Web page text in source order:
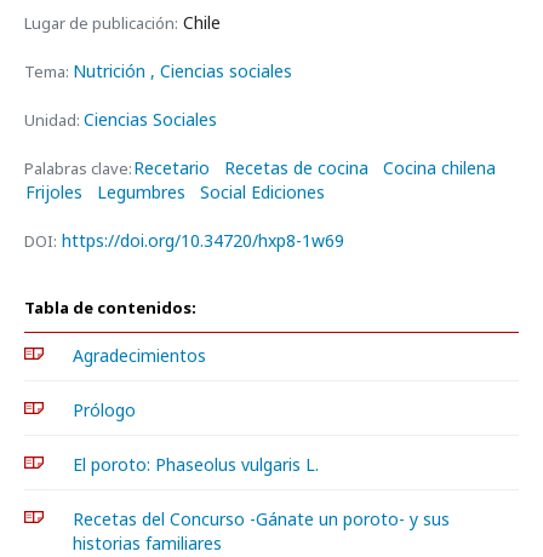
Lugar de publicación: Chile
Tema: Nutrición , Ciencias sociales
Unidad: Ciencias Sociales
Palabras clave:Recetario Recetas de cocina
Cocina chilena
Frijoles
Legumbres Social Ediciones
DOI: https://doi.org/10.34720/hxp8-1w69
Tabla de contenidos:
Agradecimientos
Prólogo
El poroto: Phaseolus vulgaris L.
Recetas del Concurso -Gánate un poroto- y sus
historias familiares